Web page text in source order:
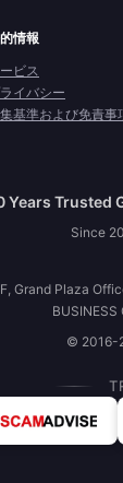
情報
ビス
イバシー
基準および免責事
Years Trusted
Since
Grand Plaza
© 2016-